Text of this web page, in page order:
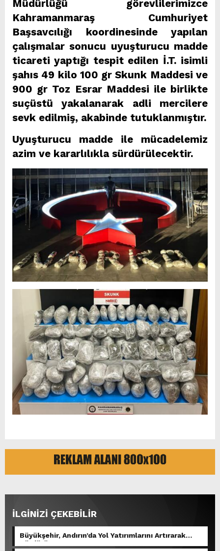
Müdürlüğü görevlilerimizce
Kahramanmaraş Cumhuriyet
Başsavcılığı koordinesinde yapılan
çalışmalar sonucu uyuşturucu madde
ticareti yaptığı tespit edilen İ.T. isimli
şahıs 49 kilo 100 gr Skunk Maddesi ve
900 gr Toz Esrar Maddesi ile birlikte
suçüstü yakalanarak adli mercilere
sevk edilmiş, akabinde tutuklanmıştır.
Uyuşturucu madde ile mücadelemiz
azim ve kararlılıkla sürdürülecektir.
İLGİNİZİ ÇEKEBİLİR
Büyükşehir, Andırın’da Yol Yatırımlarını Artırarak
Sürdürüyor.